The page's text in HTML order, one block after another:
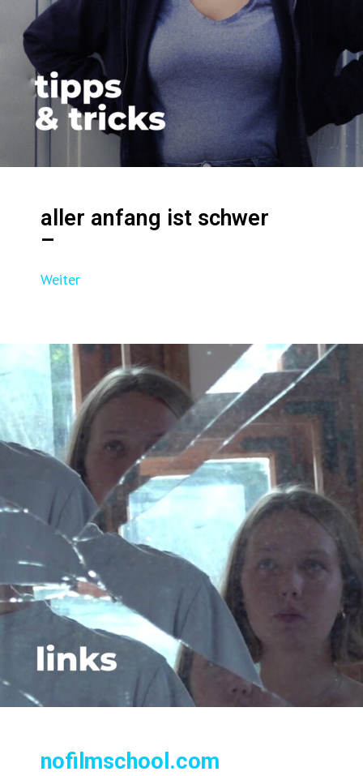
aller anfang ist schwer
–
Weiter
nofilmschool.com